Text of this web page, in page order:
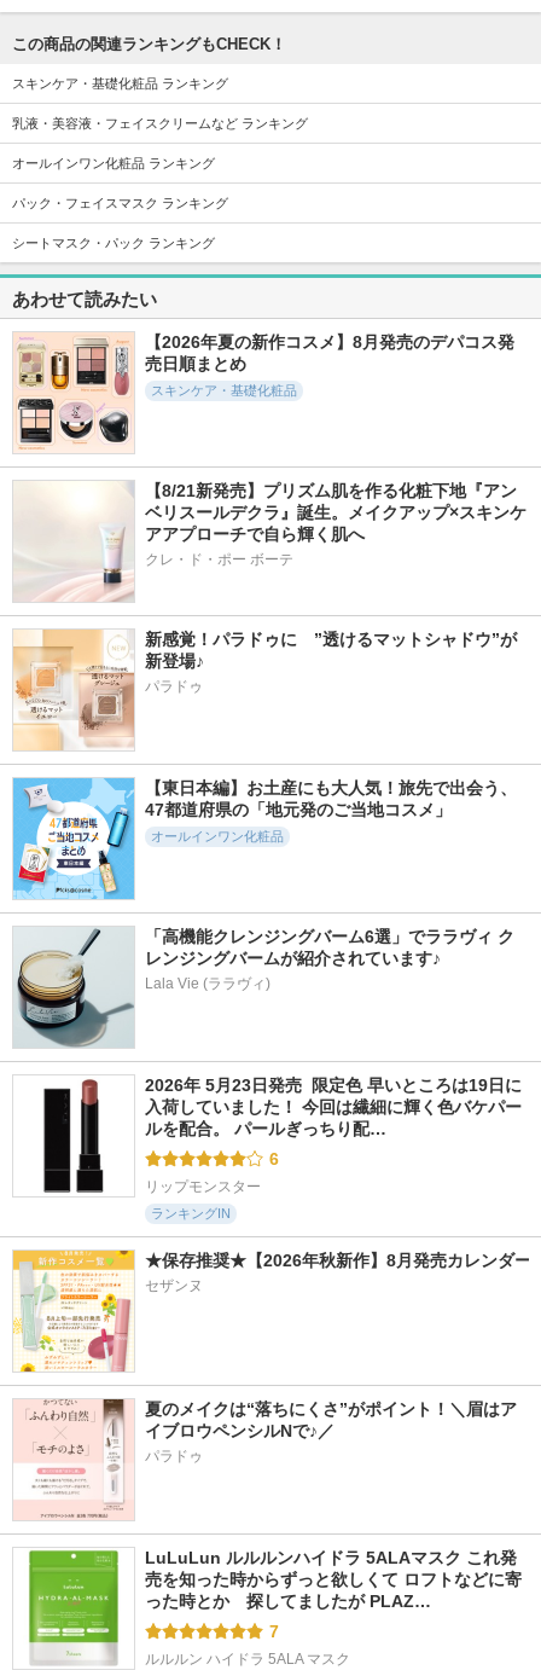
5.6
817件
エクストリーム ク
Real Barrier
スキンクリア クレ
グシトラスの香り
アテニア
5.4
397件
ブースター美容液
An四季+ Yunth
ス ビタチノールセ
ラム
primera
5.6
484件
マルチスクエアシー
トマスク
5.7
537件
グリーンティー セ
ラミド ミルク エッ
センストナー
イニスフリー
ABC-Gピールウォ
ッシュ
ドクターケイ
フュージョンクレン
ジング
Yunth
この商品の関連ランキングもCHECK！
スキンケア・基礎化粧品 ランキング
乳液・美容液・フェイスクリームなど ランキング
オールインワン化粧品 ランキング
パック・フェイスマスク ランキング
シートマスク・パック ランキング
あわせて読みたい
【2026年夏の新作コスメ】8月発売のデパコス発
売日順まとめ
スキンケア・基礎化粧品
【8/21新発売】プリズム肌を作る化粧下地『アン
ベリスールデクラ』誕生。メイクアップ×スキンケ
アアプローチで自ら輝く肌へ
クレ・ド・ポー ボーテ
新感覚！パラドゥに　”透けるマットシャドウ”が
新登場♪
パラドゥ
【東日本編】お土産にも大人気！旅先で出会う、
47都道府県の「地元発のご当地コスメ」
オールインワン化粧品
「高機能クレンジングバーム6選」でララヴィ ク
レンジングバームが紹介されています♪
Lala Vie (ララヴィ)
2026年 5月23日発売  限定色 早いところは19日に
入荷していました！ 今回は繊細に輝く色バケパー
ルを配合。 パールぎっちり配…
6
リップモンスター
ランキングIN
★保存推奨★【2026年秋新作】8月発売カレンダー
セザンヌ
夏のメイクは“落ちにくさ”がポイント！＼眉はア
イブロウペンシルNで♪／
パラドゥ
LuLuLun ルルルンハイドラ 5ALAマスク これ発
売を知った時からずっと欲しくて ロフトなどに寄
った時とか　探してましたが PLAZ…
7
ルルルン ハイドラ 5ALA マスク